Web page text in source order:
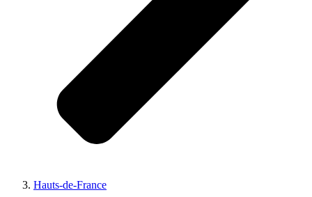
Hauts-de-France